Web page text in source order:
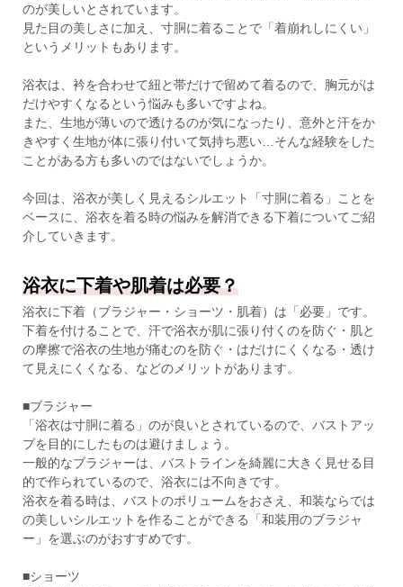
のが美しいとされています。
見た目の美しさに加え、寸胴に着ることで「着崩れしにくい」
というメリットもあります。
浴衣は、衿を合わせて紐と帯だけで留めて着るので、胸元がは
だけやすくなるという悩みも多いですよね。
また、生地が薄いので透けるのが気になったり、意外と汗をか
きやすく生地が体に張り付いて気持ち悪い…そんな経験をした
ことがある方も多いのではないでしょうか。
今回は、浴衣が美しく見えるシルエット「寸胴に着る」ことを
ベースに、浴衣を着る時の悩みを解消できる下着についてご紹
介していきます。
浴衣に下着や肌着は必要？
浴衣に下着（ブラジャー・ショーツ・肌着）は「必要」です。
下着を付けることで、汗で浴衣が肌に張り付くのを防ぐ・肌と
の摩擦で浴衣の生地が痛むのを防ぐ・はだけにくくなる・透け
て見えにくくなる、などのメリットがあります。
■ブラジャー
「浴衣は寸胴に着る」のが良いとされているので、バストアッ
プを目的にしたものは避けましょう。
一般的なブラジャーは、バストラインを綺麗に大きく見せる目
的で作られているので、浴衣には不向きです。
浴衣を着る時は、バストのボリュームをおさえ、和装ならでは
の美しいシルエットを作ることができる「和装用のブラジャ
ー」を選ぶのがおすすめです。
■ショーツ